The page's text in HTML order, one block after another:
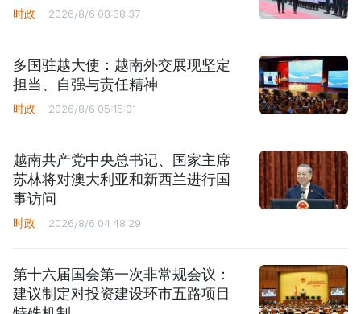
时政 2026/8/6 08:38:37
多国驻越大使：越南外交展现坚定
担当、自强与责任精神
时政 2026/8/6 05:15:01
越南共产党中央总书记、国家主席
苏林将对澳大利亚和新西兰进行国
事访问
时政 2026/8/6 04:48:29
第十六届国会第一次非常规会议：
建议制定对投资建设环市五路项目